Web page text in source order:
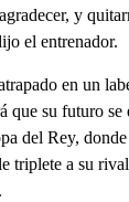
y
el entrenador.
en un
que su futuro se
del Rey,
triplete a su